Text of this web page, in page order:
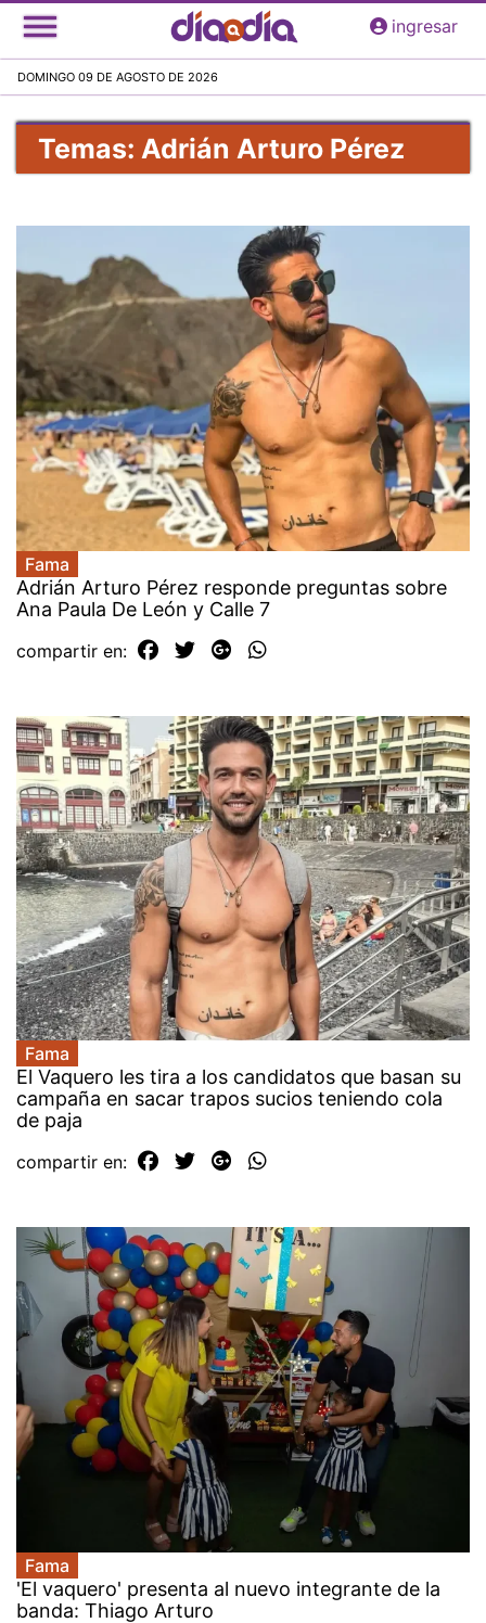
Pasar
al
principal
ingresar
DOMINGO 09 DE AGOSTO DE 2026
Temas: Adrián Arturo Pérez
Fama
Adrián Arturo Pérez responde preguntas sobre
Ana Paula De León y Calle 7
compartir en:
Fama
El Vaquero les tira a los candidatos que basan su
campaña en sacar trapos sucios teniendo cola
de paja
compartir en:
Fama
'El vaquero' presenta al nuevo integrante de la
banda: Thiago Arturo